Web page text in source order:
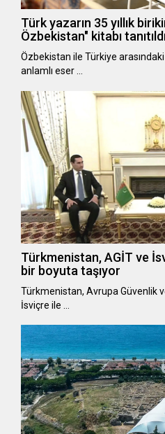
Türk yazarın 35 yıllık
Özbekistan" kitabı
Özbekistan ile Türkiye
anlamlı eser …
Türkmenistan, AGİT ve
bir boyuta taşıyor
Türkmenistan, Avrupa Güvenlik
İsviçre ile …